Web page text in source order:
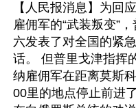
【人民报消息】为回
雇佣军的“武装叛变”，
六发表了对全国的紧
话。 但普里戈津指挥
纳雇佣军在距离莫斯
00里的地点停止前进